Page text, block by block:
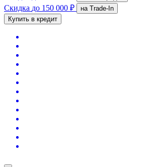
Скидка до 150 000 ₽
на Trade-In
Купить в кредит